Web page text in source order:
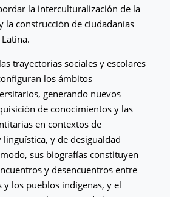
la interculturalización de la
la construcción de ciudadanías
trayectorias sociales y escolares
los ámbitos
generando nuevos
de conocimientos y las
en contextos de
y de desigualdad
sus biografías constituyen
y desencuentros entre
y los pueblos indígenas, y el